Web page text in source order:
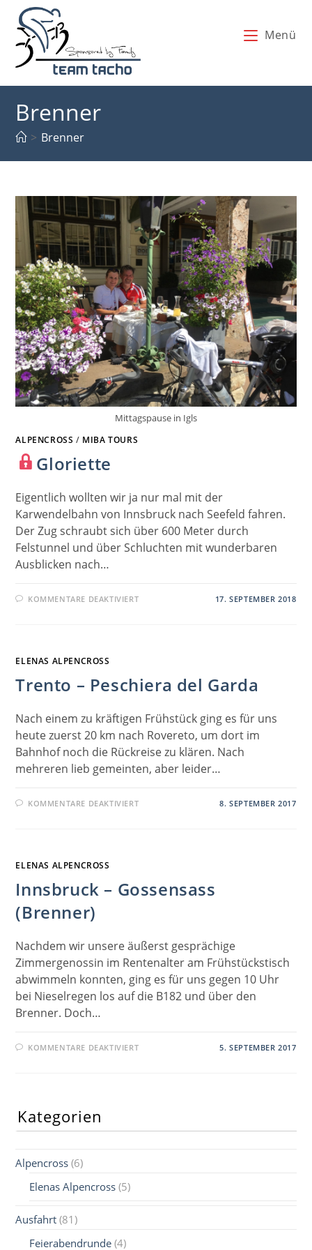
Inhalt
springen
Menü
Brenner
> Brenner
Mittagspause in Igls
ALPENCROSS / MIBA TOURS
Gloriette
Eigentlich wollten wir ja nur mal mit der
Karwendelbahn von Innsbruck nach Seefeld fahren.
Der Zug schraubt sich über 600 Meter durch
Felstunnel und über Schluchten mit wunderbaren
Ausblicken nach…
KOMMENTARE DEAKTIVIERTFÜR
17. SEPTEMBER 2018
ELENAS ALPENCROSS
Trento – Peschiera del Garda
Nach einem zu kräftigen Frühstück ging es für uns
heute zuerst 20 km nach Rovereto, um dort im
Bahnhof noch die Rückreise zu klären. Nach
mehreren lieb gemeinten, aber leider…
KOMMENTARE DEAKTIVIERTFÜR 8. SEPTEMBER 2017
ELENAS ALPENCROSS
Innsbruck – Gossensass
(Brenner)
Nachdem wir unsere äußerst gesprächige
Zimmergenossin im Rentenalter am Frühstückstisch
abwimmeln konnten, ging es für uns gegen 10 Uhr
bei Nieselregen los auf die B182 und über den
Brenner. Doch…
KOMMENTARE DEAKTIVIERTFÜR 5. SEPTEMBER 2017
Kategorien
Alpencross (6)
Elenas Alpencross (5)
Ausfahrt (81)
Feierabendrunde (4)